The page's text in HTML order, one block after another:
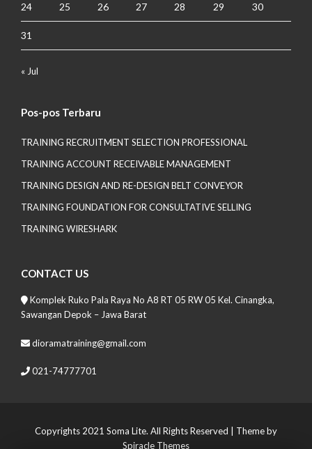
24 25 26 27 28 29 30
31
« Jul
Pos-pos Terbaru
TRAINING RECRUITMENT SELECTION PROFESSIONAL
TRAINING ACCOUNT RECEIVABLE MANAGEMENT
TRAINING DESIGN AND RE-DESIGN BELT CONVEYOR
TRAINING FOUNDATION FOR CONSULTATIVE SELLING
TRAINING WIRESHARK
CONTACT US
Komplek Ruko Pala Raya No A8 RT 05 RW 05 Kel. Cinangka,
Sawangan Depok – Jawa Barat
dioramatraining@gmail.com
021-74777701
Copyrights 2021 Soma Lite. All Rights Reserved | Theme by
Spiracle Themes